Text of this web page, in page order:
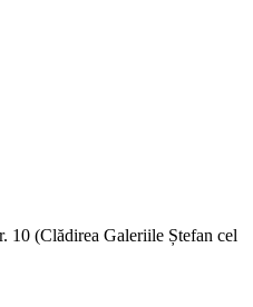
10 (Clădirea Galeriile Ștefan cel